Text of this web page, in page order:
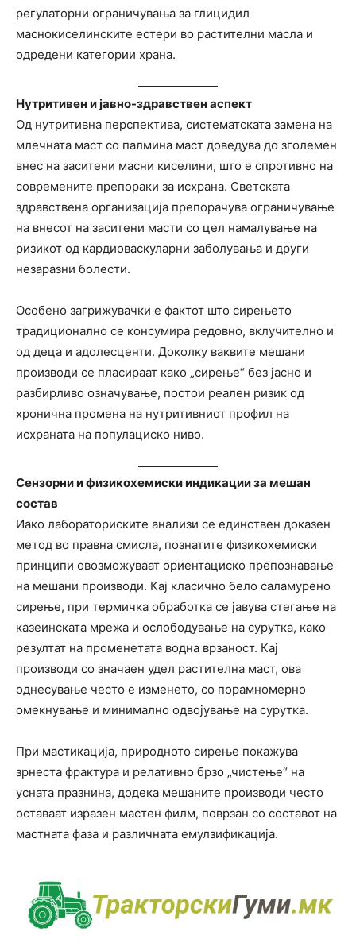
регулаторни ограничувања за глицидил
маснокиселинските естери во растителни масла и
одредени категории храна.
Нутритивен и јавно-здравствен аспект
Од нутритивна перспектива, систематската замена на
млечната маст со палмина маст доведува до зголемен
внес на заситени масни киселини, што е спротивно на
современите препораки за исхрана. Светската
здравствена организација препорачува ограничување
на внесот на заситени масти со цел намалување на
ризикот од кардиоваскуларни заболувања и други
незаразни болести.
Особено загрижувачки е фактот што сирењето
традиционално се консумира редовно, вклучително и
од деца и адолесценти. Доколку ваквите мешани
производи се пласираат како „сирење“ без јасно и
разбирливо означување, постои реален ризик од
хронична промена на нутритивниот профил на
исхраната на популациско ниво.
Сензорни и физикохемиски индикации за мешан
состав
Иако лабораториските анализи се единствен доказен
метод во правна смисла, познатите физикохемиски
принципи овозможуваат ориентациско препознавање
на мешани производи. Кај класично бело саламурено
сирење, при термичка обработка се јавува стегање на
казеинската мрежа и ослободување на сурутка, како
резултат на променетата водна врзаност. Кај
производи со значаен удел растителна маст, ова
однесување често е изменето, со порамномерно
омекнување и минимално одвојување на сурутка.
При мастикација, природното сирење покажува
зрнеста фрактура и релативно брзо „чистење“ на
усната празнина, додека мешаните производи често
оставаат изразен мастен филм, поврзан со составот на
мастната фаза и различната емулзификација.